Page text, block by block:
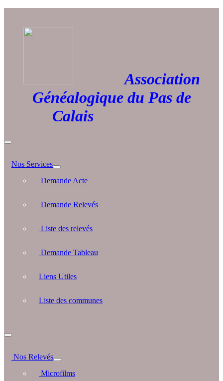
Association
Généalogique du Pas de
Calais
Nos Services
Demande Acte
Demande Relevés
Liste des relevés
Demande Tableau
Liens Utiles
Liste des communes
Nos Relevés
Microfilms